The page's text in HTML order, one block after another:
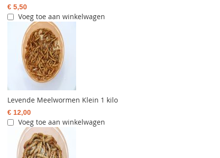
€ 5,50
Voeg toe aan winkelwagen
Levende Meelwormen Klein 1 kilo
€ 12,00
Voeg toe aan winkelwagen